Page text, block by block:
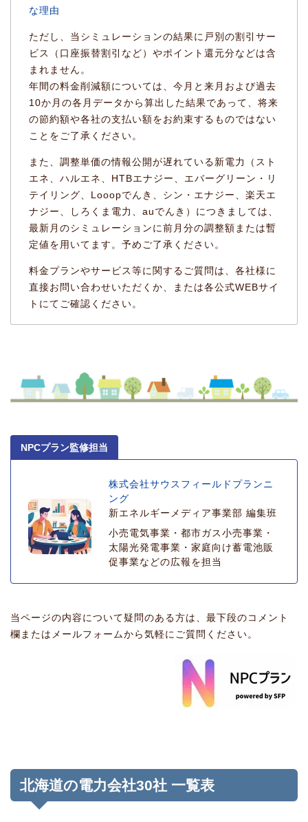
な理由
ただし、当シミュレーションの結果に戸別の割引サー
ビス（口座振替割引など）やポイント還元分などは含
まれません。
年間の料金削減額については、今月と来月および過去
10か月の各月データから算出した結果であって、将来
の節約額や各社の支払い額をお約束するものではない
ことをご了承ください。
また、調整単価の情報公開が遅れている新電力（スト
エネ、ハルエネ、HTBエナジー、エバーグリーン・リ
テイリング、Looopでんき、シン・エナジー、楽天エ
ナジー、しろくま電力、auでんき）につきましては、
最新月のシミュレーションに前月分の調整額または暫
定値を用いてます。予めご了承ください。
料金プランやサービス等に関するご質問は、各社様に
直接お問い合わせいただくか、または各公式WEBサイ
トにてご確認ください。
NPCプラン監修担当
株式会社サウスフィールドプランニ
ング
新エネルギーメディア事業部 編集班
小売電気事業・都市ガス小売事業・
太陽光発電事業・家庭向け蓄電池販
促事業などの広報を担当
当ページの内容について疑問のある方は、最下段のコメント
欄またはメールフォームから気軽にご質問ください。
北海道の電力会社30社 一覧表